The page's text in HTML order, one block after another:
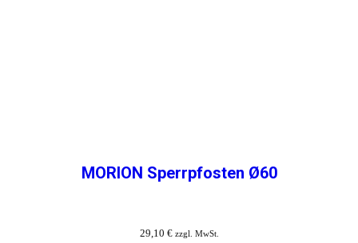
MORION Sperrpfosten Ø60
29,10 € zzgl. MwSt.